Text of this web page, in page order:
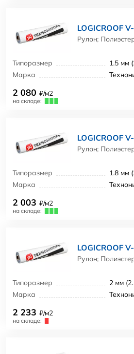
LOGICROOF
Рулон;
Типоразмер
1.5 мм
Марка
2 080 ₽/м2
на складе:
LOGICROOF
Рулон;
Типоразмер
1.8 мм
Марка
2 003 ₽/м2
на складе:
LOGICROOF
Рулон;
Типоразмер
2 мм
Марка
2 233 ₽/м2
на складе: